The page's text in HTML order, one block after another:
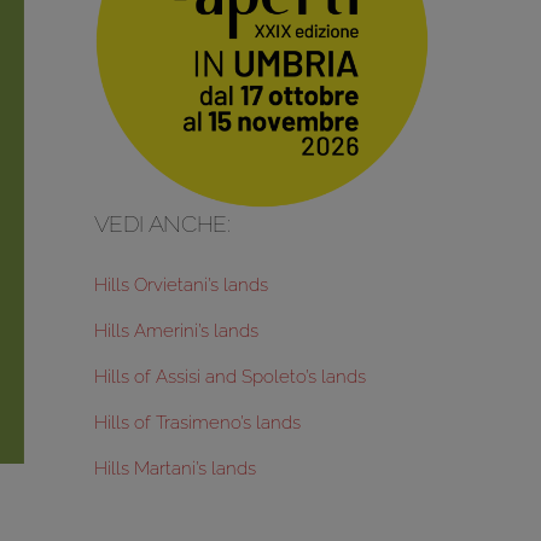
VEDI ANCHE:
Hills Orvietani’s lands
Hills Amerini’s lands
Hills of Assisi and Spoleto’s lands
Hills of Trasimeno’s lands
Hills Martani’s lands